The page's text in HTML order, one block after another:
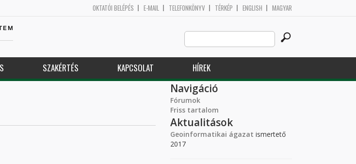
OKTATÓI BELÉPÉS E-MAIL TELEFONKÖNYV TÉRKÉP ENGLISH MAGYAR
Search
this
site
SZAKÉRTÉS KAPCSOLAT HÍREK
Navigáció
Fórumok
Friss tartalom
Aktualitások
Geoinformatikai ágazat ismertető
2017